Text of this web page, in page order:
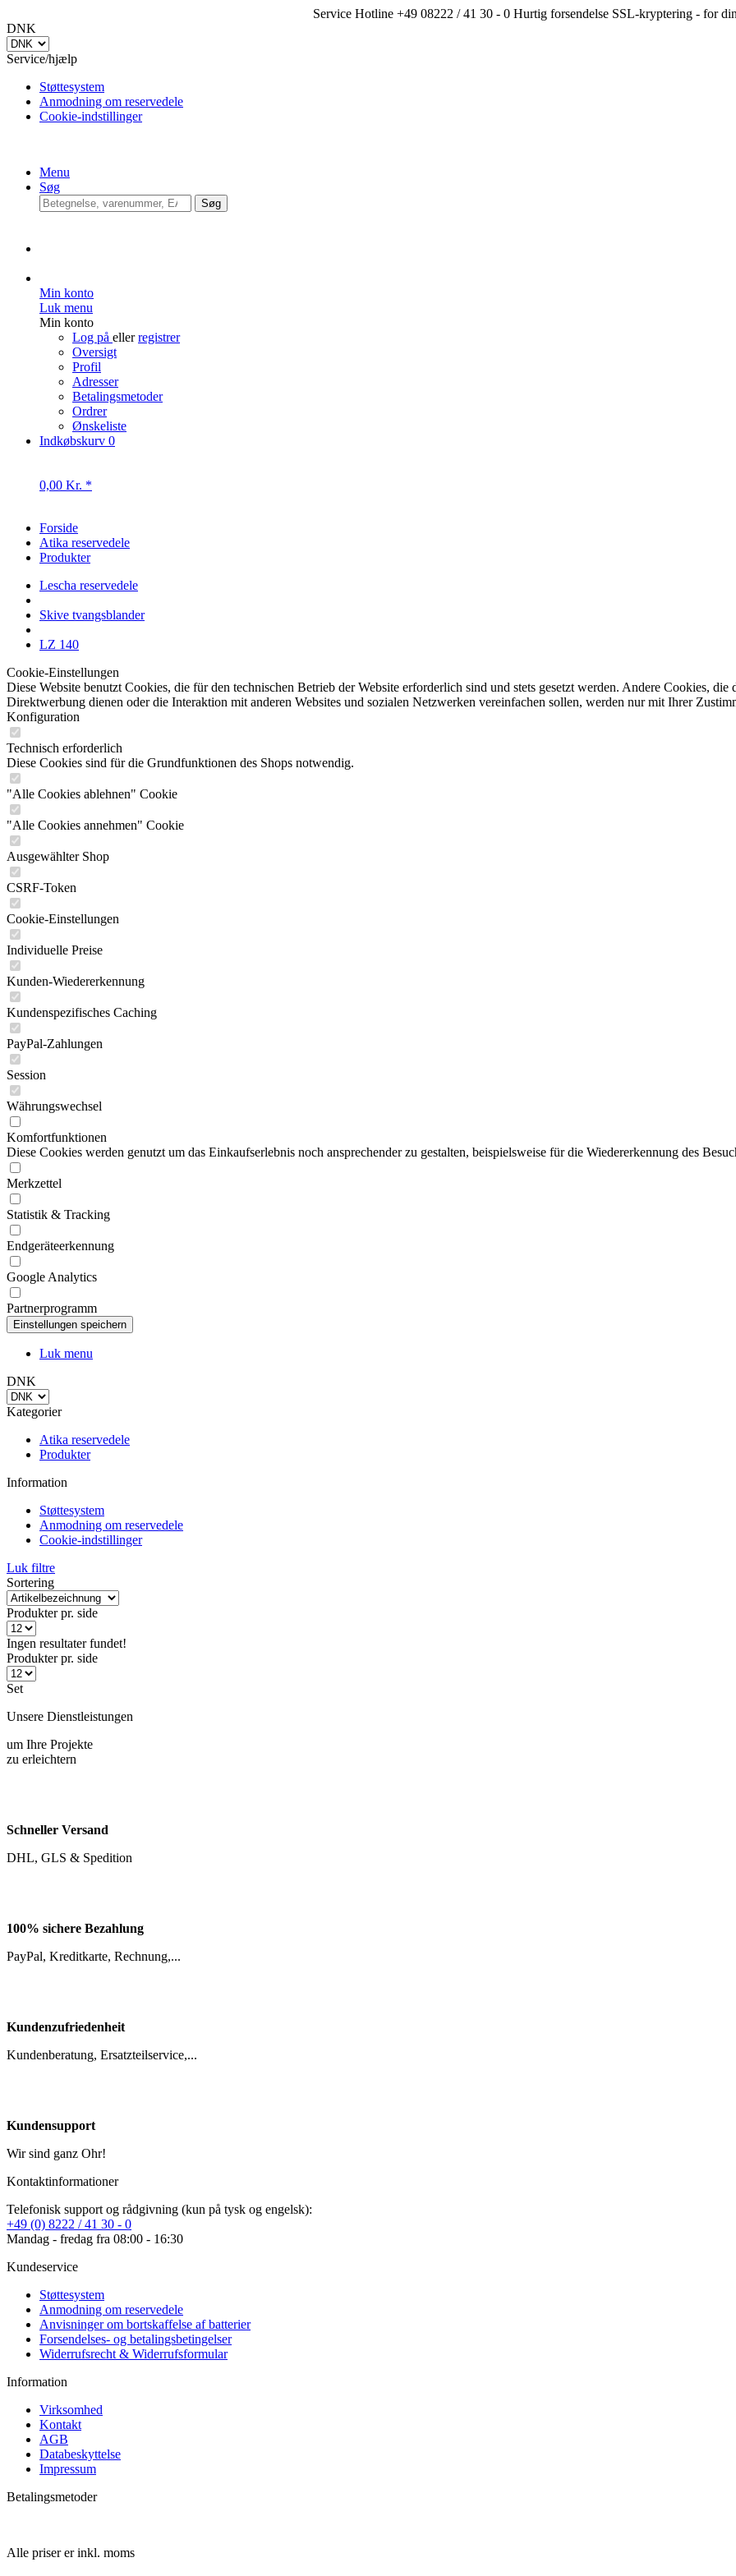
Service Hotline +49 08222 / 41 30 - 0 Hurtig forsendelse
SSL-kryptering - for
DNK
Service/hjælp
Støttesystem
Anmodning om reservedele
Cookie-indstillinger
Menu
Søg
Søg
Min konto
Log på
Oversigt
Profil
Adresser
Betalingsmetoder
Ordrer
Ønskeliste
Indkøbskurv
0,00 Kr. *
Forside
Lescha reservedele
Cookie-Einstellungen
Diese Website benutzt Cookies, die für den technischen Betrieb der Website erforderlich sind und stets gesetzt werden. Andere Cookies,
Konfiguration
Technisch erforderlich
Diese Cookies sind für die Grundfunktionen des Shops notwendig.
"Alle Cookies ablehnen" Cookie
"Alle Cookies annehmen" Cookie
Ausgewählter Shop
CSRF-Token
Cookie-Einstellungen
Individuelle Preise
Kunden-Wiedererkennung
Kundenspezifisches Caching
PayPal-Zahlungen
Session
Währungswechsel
Komfortfunktionen
Diese Cookies werden genutzt um das Einkaufserlebnis noch ansprechender zu gestalten, beispielsweise für die Wiedererkennung des
Merkzettel
Statistik & Tracking
Endgeräteerkennung
Google Analytics
Partnerprogramm
Luk menu
Kategorier
Atika reservedele
Produkter
Information
Anmodning om reservedele
Luk filtre
Sortering
Produkter pr. side
Ingen resultater fundet!
Produkter pr. side
Set
Unsere Dienstleistungen
zu erleichtern
PayPal, Kreditkarte, Rechnung,...
Kundenberatung, Ersatzteilservice,...
Wir sind ganz Ohr!
Kontaktinformationer
Telefonisk support og rådgivning (kun på tysk og engelsk):
Mandag - fredag fra 08:00 - 16:30
Kundeservice
Støttesystem
Anvisninger om bortskaffelse af batterier
Forsendelses- og betalingsbetingelser
Widerrufsrecht & Widerrufsformular
Information
Virksomhed
AGB
Databeskyttelse
Impressum
Betalingsmetoder
Støttesystem